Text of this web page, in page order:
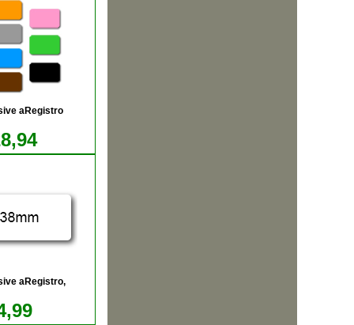
aRegistro
aRegistro,